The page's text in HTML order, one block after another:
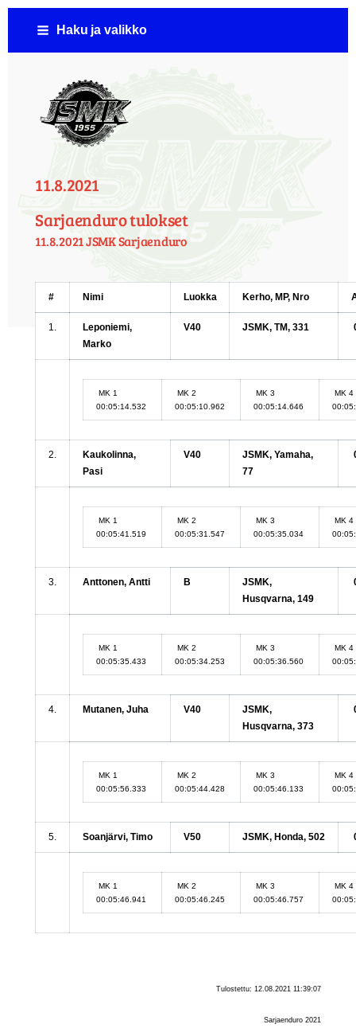
Siirry
Haku ja valikko
Jämsän Seudun Moottorikerho ( JSMK )
11.8.2021
Sarjaenduro tulokset
11.8.2021 JSMK Sarjaenduro
# Nimi Luokka Kerho, MP, Nro
1.
Leponiemi,
Marko
V40 JSMK, TM, 331
MK 1
00:05:14.532
MK 2
00:05:10.962
MK 3
00:05:14.646
MK 4
2.
Kaukolinna,
Pasi
V40
JSMK, Yamaha,
77
MK 1
00:05:41.519
MK 2
00:05:31.547
MK 3
00:05:35.034
MK 4
3. Anttonen, Antti B
JSMK,
Husqvarna, 149
MK 1
00:05:35.433
MK 2
00:05:34.253
MK 3
00:05:36.560
MK 4
4. Mutanen, Juha V40
JSMK,
Husqvarna, 373
MK 1
00:05:56.333
MK 2
00:05:44.428
MK 3
00:05:46.133
MK 4
5. Soanjärvi, Timo V50 JSMK, Honda, 502
MK 1
00:05:46.941
MK 2
00:05:46.245
MK 3
00:05:46.757
MK 4
Tulostettu: 12.08.2021 11:39:07
Sarjaenduro 2021